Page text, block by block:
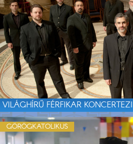
VILÁGHÍRŰ FÉRFIKAR
GÖRÖGKATOLIKUS